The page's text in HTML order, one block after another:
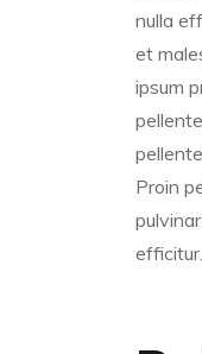
nulla
et
ipsum
Proin
efficitur.